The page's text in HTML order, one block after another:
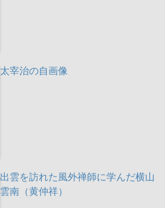
太宰治の自画像
出雲を訪れた風外禅師に学んだ横山
雲南（黄仲祥）